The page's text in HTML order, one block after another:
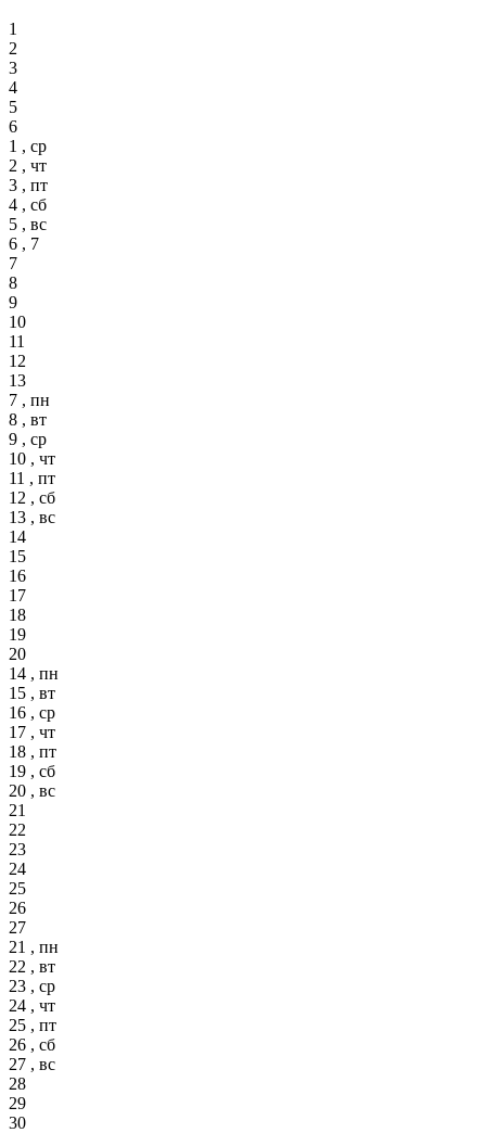
1
2
3
4
5
6
1 , ср
2 , чт
3 , пт
4 , сб
5 , вс
6 , 7
7
8
9
10
11
12
13
7 , пн
8 , вт
9 , ср
10 , чт
11 , пт
12 , сб
13 , вс
14
15
16
17
18
19
20
14 , пн
15 , вт
16 , ср
17 , чт
18 , пт
19 , сб
20 , вс
21
22
23
24
25
26
27
21 , пн
22 , вт
23 , ср
24 , чт
25 , пт
26 , сб
27 , вс
28
29
30